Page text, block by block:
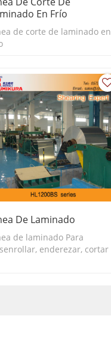
En Frío
de corte de laminado en
De Laminado
de laminado Para
enderezar, cortar